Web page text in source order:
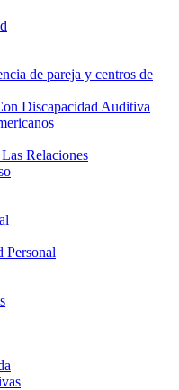
de pareja y centros de
Discapacidad Auditiva
Relaciones
Personal